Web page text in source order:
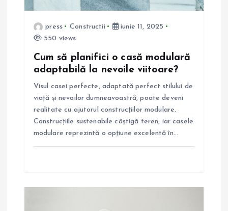
press Constructii
iunie 11, 2025
550 views
Cum să planifici o casă modulară
adaptabilă la nevoile viitoare?
Visul casei perfecte, adaptată perfect stilului de
viață și nevoilor dumneavoastră, poate deveni
realitate cu ajutorul construcțiilor modulare.
Construcțiile sustenabile câștigă teren, iar casele
modulare reprezintă o opțiune excelentă în…